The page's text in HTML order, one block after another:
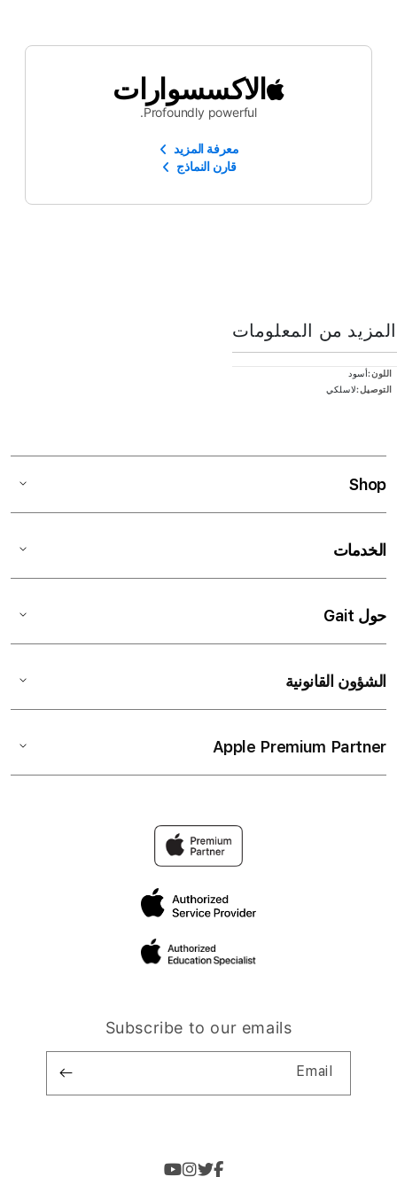
الاكسسوارات
Profoundly powerful.
معرفة المزيد
قارن النماذج
المزيد من المعلومات
المزيد
من
المعلومات
أسود
لاسلكي
Shop
الخدمات
حول Gait
الشؤون القانونية
Apple Premium Partner
Subscribe to our emails
Email